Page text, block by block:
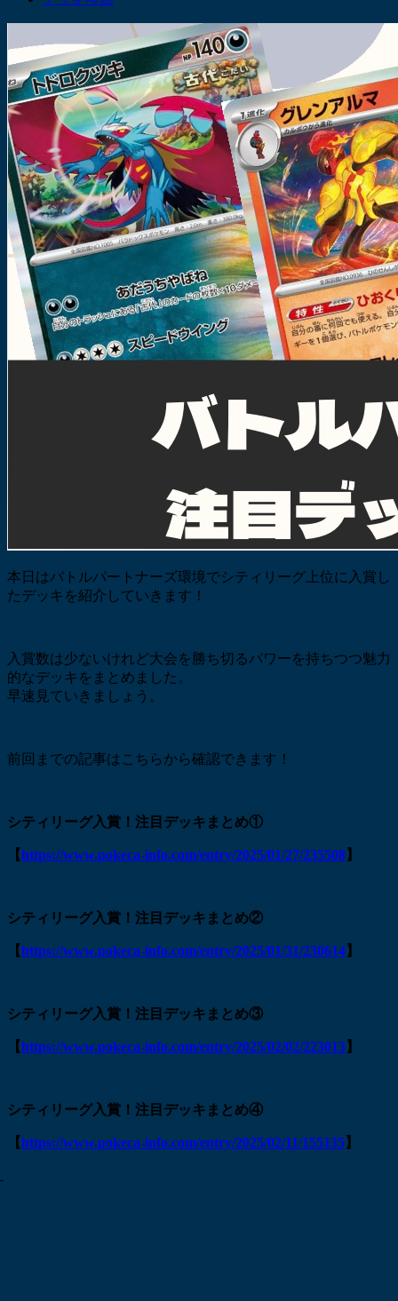
本日はバトルパートナーズ環境でシティリーグ上位に入賞し
たデッキを紹介していきます！
入賞数は少ないけれど大会を勝ち切るパワーを持ちつつ魅力
的なデッキをまとめました。
早速見ていきましょう。
前回までの記事はこちらから確認できます！
シティリーグ入賞！注目デッキまとめ①
【https://www.pokeca-info.com/entry/2025/01/27/235508】
シティリーグ入賞！注目デッキまとめ②
【https://www.pokeca-info.com/entry/2025/01/31/230614】
シティリーグ入賞！注目デッキまとめ③
【https://www.pokeca-info.com/entry/2025/02/02/223013】
シティリーグ入賞！注目デッキまとめ④
【https://www.pokeca-info.com/entry/2025/02/11/155135】